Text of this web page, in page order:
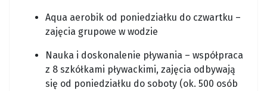
Aqua aerobik od poniedziałku do czwartku –
zajęcia grupowe w wodzie
Nauka i doskonalenie pływania – współpraca
z 8 szkółkami pływackimi, zajęcia odbywają
się od poniedziałku do soboty (ok. 500 osób